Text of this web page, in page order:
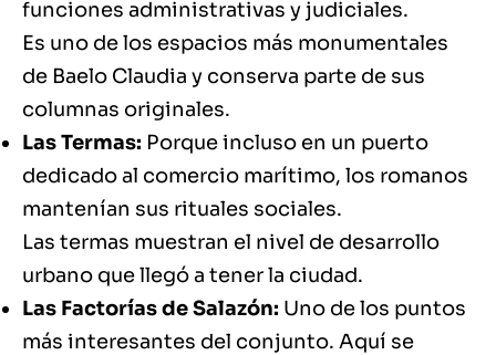
funciones administrativas y judiciales.
Es uno de los espacios más monumentales
de Baelo Claudia y conserva parte de sus
columnas originales.
Las Termas: Porque incluso en un puerto
dedicado al comercio marítimo, los romanos
mantenían sus rituales sociales.
Las termas muestran el nivel de desarrollo
urbano que llegó a tener la ciudad.
Las Factorías de Salazón: Uno de los puntos
más interesantes del conjunto. Aquí se